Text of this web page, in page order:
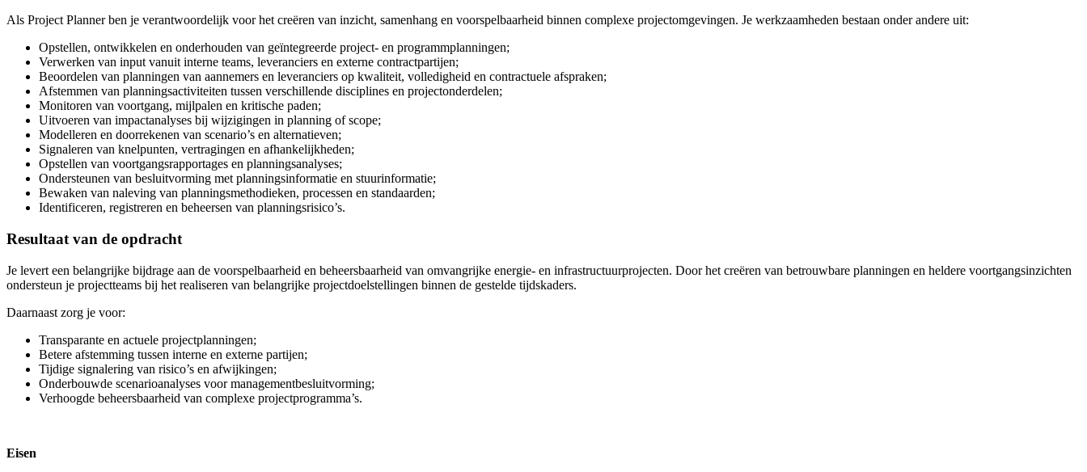
Als Project Planner ben je verantwoordelijk voor het creëren van inzicht, samenhang en voorspelbaarheid binnen complexe projectomgevingen. Je werkzaamheden bestaan onder andere uit:
Opstellen, ontwikkelen en onderhouden van geïntegreerde project- en programmplanningen;
Verwerken van input vanuit interne teams, leveranciers en externe contractpartijen;
Beoordelen van planningen van aannemers en leveranciers op kwaliteit, volledigheid en contractuele afspraken;
Afstemmen van planningsactiviteiten tussen verschillende disciplines en projectonderdelen;
Monitoren van voortgang, mijlpalen en kritische paden;
Uitvoeren van impactanalyses bij wijzigingen in planning of scope;
Modelleren en doorrekenen van scenario’s en alternatieven;
Signaleren van knelpunten, vertragingen en afhankelijkheden;
Opstellen van voortgangsrapportages en planningsanalyses;
Ondersteunen van besluitvorming met planningsinformatie en stuurinformatie;
Bewaken van naleving van planningsmethodieken, processen en standaarden;
Identificeren, registreren en beheersen van planningsrisico’s.
Resultaat van de opdracht
Je levert een belangrijke bijdrage aan de voorspelbaarheid en beheersbaarheid van omvangrijke energie- en infrastructuurprojecten. Door het creëren van betrouwbare planningen en heldere voortgangsinzichten
ondersteun je projectteams bij het realiseren van belangrijke projectdoelstellingen binnen de gestelde tijdskaders.
Daarnaast zorg je voor:
Transparante en actuele projectplanningen;
Betere afstemming tussen interne en externe partijen;
Tijdige signalering van risico’s en afwijkingen;
Onderbouwde scenarioanalyses voor managementbesluitvorming;
Verhoogde beheersbaarheid van complexe projectprogramma’s.
Eisen